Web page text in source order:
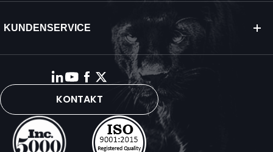
KUNDENSERVICE
KONTAKT